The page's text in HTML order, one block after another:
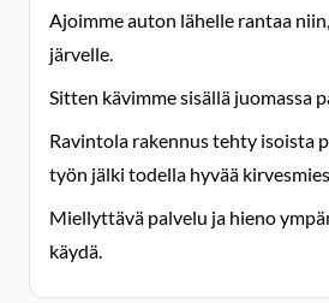
Ajoimme auton lähelle rantaa
järvelle.
Sitten kävimme sisällä juomassa
Ravintola rakennus tehty isoista
työn jälki todella hyvää
Miellyttävä palvelu ja hieno
käydä.